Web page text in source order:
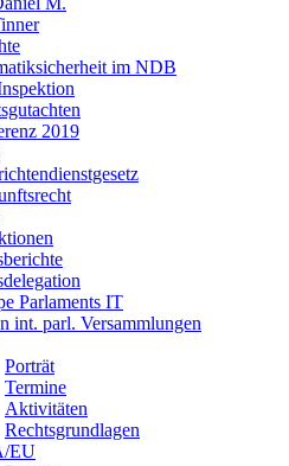
­im NDB
2019
Parlaments IT
int. parl. Versammlungen
Porträt
Termine
Aktivitäten
Rechtsgrundlagen
EU